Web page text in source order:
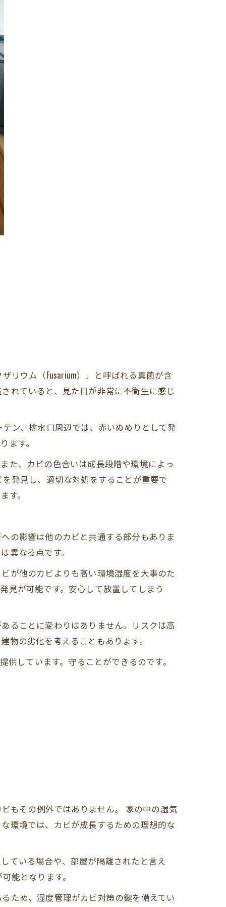
リウム（Fusarium）」と呼ばれる真菌が含
れていると、見た目が非常に不衛生に感じ
ン、排水口周辺では、赤いぬめりとして発
ます。
た、カビの色合いは成長段階や環境によっ
発見し、適切な対処をすることが重要で
す。
の影響は他のカビと共通する部分もありま
異なる点です。
が他のカビよりも高い環境湿度を大事のた
見が可能です。安心して放置してしまう
ることに変わりはありません。リスクは高
の劣化を考えることもあります。
しています。守ることができるのです。
もその例外ではありません。 家の中の湿気
環境では、カビが成長するための理想的な
ている場合や、部屋が隔離されたと言え
能となります。
ため、湿度管理がカビ対策の鍵を備えてい